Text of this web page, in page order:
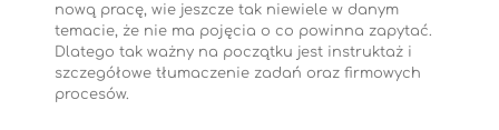
nową pracę, wie jeszcze tak niewiele w danym
temacie, że nie ma pojęcia o co powinna zapytać.
Dlatego tak ważny na początku jest instruktaż i
szczegółowe tłumaczenie zadań oraz firmowych
procesów.